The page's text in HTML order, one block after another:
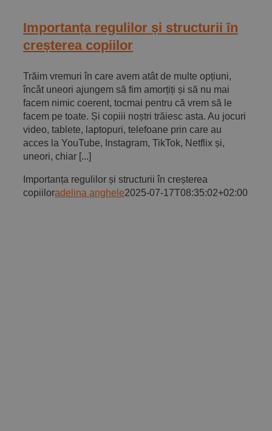
Importanța regulilor și structurii în
creșterea copiilor
Trăim vremuri în care avem atât de multe opțiuni,
încât uneori ajungem să fim amorțiți și să nu mai
facem nimic coerent, tocmai pentru că vrem să le
facem pe toate. Și copiii noștri trăiesc asta. Au jocuri
video, tablete, laptopuri, telefoane prin care au
acces la YouTube, Instagram, TikTok, Netflix și,
uneori, chiar [...]
Importanța regulilor și structurii în creșterea
copiiloradelina anghele2025-07-17T08:35:02+02:00